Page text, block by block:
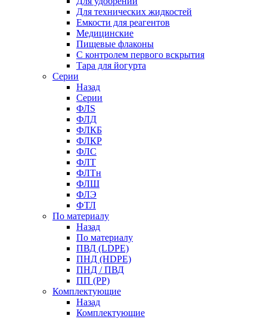
Для технических жидкостей
Емкости для реагентов
Медицинские
Пищевые флаконы
С контролем первого вскрытия
Тара для йогурта
Серии
Назад
Серии
ФЛS
ФЛД
ФЛКБ
ФЛКР
ФЛС
ФЛТ
ФЛТн
ФЛШ
ФЛЭ
ФТЛ
По материалу
Назад
По материалу
ПВД (LDPE)
ПНД (HDPE)
ПНД / ПВД
ПП (PP)
Комплектующие
Назад
Комплектующие